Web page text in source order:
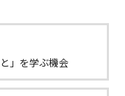
」を学ぶ機会